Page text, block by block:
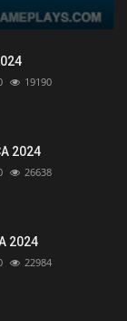
19190
2024
26638
2024
22984